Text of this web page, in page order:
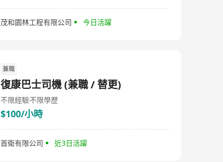
茂和園林工程有限公司 今日活躍
兼職
復康巴士司機 (兼職 / 替更)
不限經驗不限學歷
$100/小時
首衛有限公司 近3日活躍